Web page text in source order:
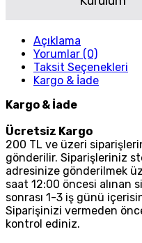
Açıklama
Yorumlar (0)
Taksit Seçenekleri
Kargo & İade
Kargo & İade
Ücretsiz Kargo
200 TL ve üzeri
gönderilir. Siparişleriniz
adresinize gönderilmek
saat 12:00 öncesi alınan
sonrası 1-3 iş günü
Siparişinizi vermeden
kontrol ediniz.